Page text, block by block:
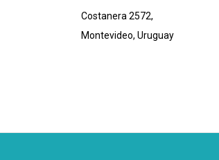
Costanera 2572,
Montevideo, Uruguay